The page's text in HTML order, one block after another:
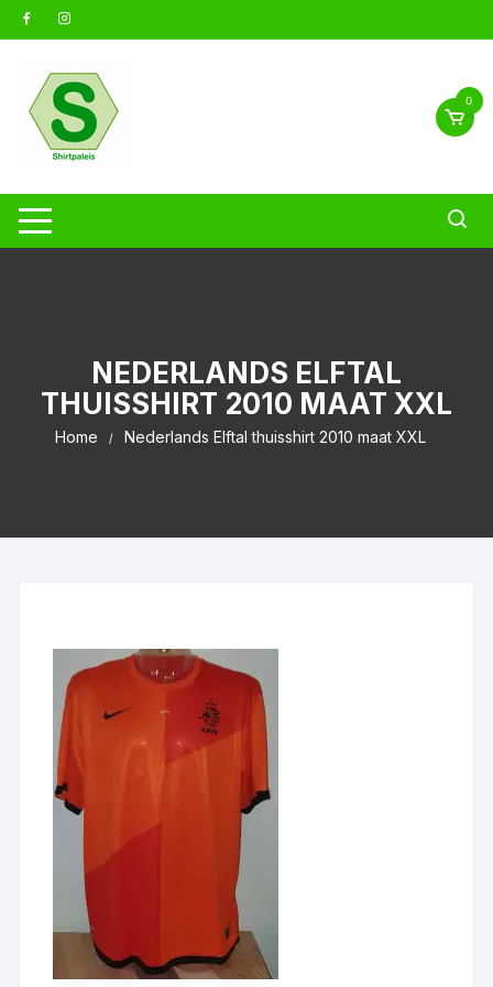
naar
0
NEDERLANDS ELFTAL
THUISSHIRT 2010 MAAT XXL
Home Nederlands Elftal thuisshirt 2010 maat XXL